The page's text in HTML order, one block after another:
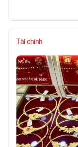
Tài chính